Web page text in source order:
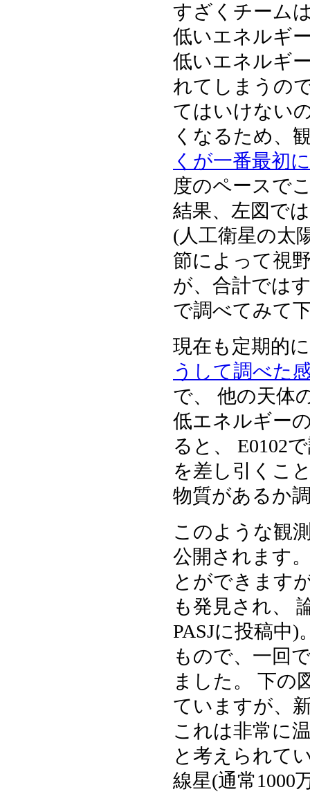
すざくチーム
低いエネルギ
低いエネルギ
れてしまうの
てはいけない
くなるため、
くが一番最初
度のペースで
結果、左図で
(人工衛星の太
節によって視
が、合計では
で調べてみて
現在も定期的
うして調べた
で、 他の天体
低エネルギー
ると、 E0102
を差し引くこ
物質があるか
このような観
公開されます
とができます
も発見され、
PASJに投稿中
もので、一回
ました。 下の
ていますが、
これは非常に
と考えられて
線星(通常1000